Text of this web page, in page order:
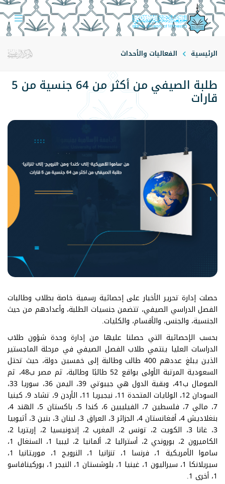
الرئيسية الفعاليات والأحداث
طلبة الصيفي من أكثر من 64 جنسية من 5
قارات
حصلت إدارة تحرير الأخبار على إحصائية رسمية خاصة بطلاب وطالبات
الفصل الدراسي الصيفي، تتضمن جنسيات الطلبة، وأعدادهم من حيث
الجنسية، والجنس، والأقسام، والكليات.
بحسب الإحصائية التي حصلنا عليها من إدارة وحدة شؤون طلاب
الدراسات العليا ينتمي طلاب الفصل الصيفي في مرحلة الماجستير
الذين يبلغ عددهم 400 طالب وطالبة إلى خمسين دولة، حيث تحتل
السعودية المرتبة الأولى بواقع 52 طالبًا وطالبة، ثم مصر ب48، ثم
الصومال ب41، وبقية الدول هي جيبوتي 39، اليمن 36، سوريا 33،
السودان 12، الولايات المتحدة 11، نيجيريا 11، الأردن 9، تشاد 9، كينيا
7، مالي 7، فلسطين 7، الفيليبين 6، كندا 5، باكستان 5، الهند 4،
بنغلاديش 4، أفغانستان 4، الجزائر 3، العراق 3، لبنان 3، بنين 3، أثيوبيا
3، غانا 3، الكويت 2، تونس 2، المغرب 2، إندونيسيا 2، إريتريا 2،
الكاميرون 2، بوروندي 2، أستراليا 2، ألمانيا 2، ليبيا 1، السنغال 1،
ساموا الأمريكية 1، فرنسا 1، تنزانيا 1، النرويج 1، موريتانيا 1،
سيريلانكا 1، سيراليون 1، غينيا 1، بلوشستان 1، النيجر 1، بوركينافاسو
1، أخرى 1.